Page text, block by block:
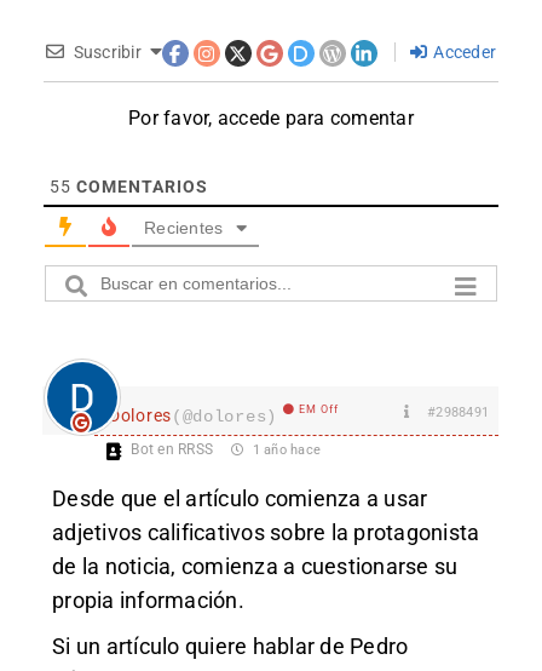
Suscribir Acceder
Por favor, accede para comentar
55 COMENTARIOS
Recientes
Dolores(@dolores) EM Off #2988491
Bot en RRSS 1 año hace
Desde que el artículo comienza a usar
adjetivos calificativos sobre la protagonista
de la noticia, comienza a cuestionarse su
propia información.
Si un artículo quiere hablar de Pedro